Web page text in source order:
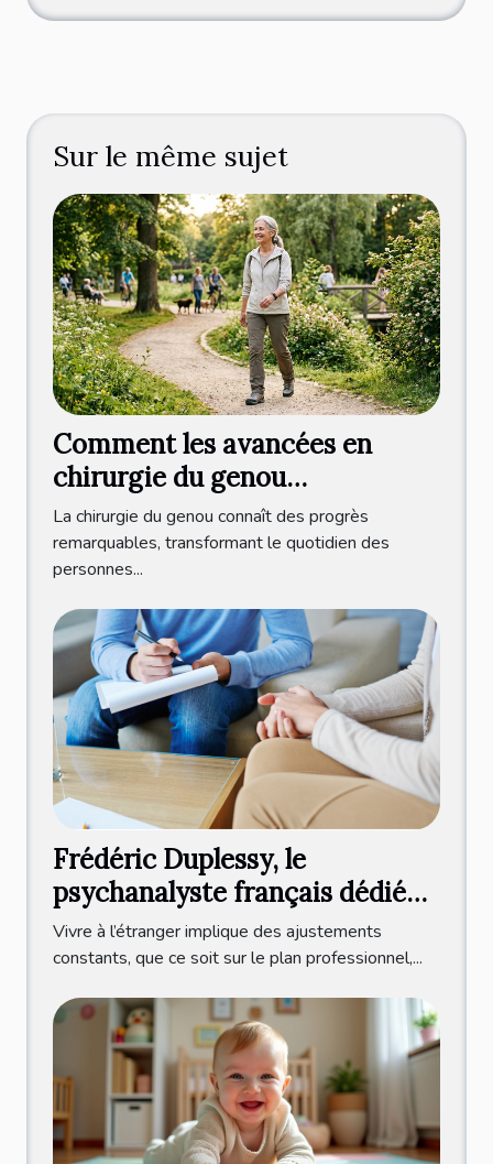
Sur le même sujet
Comment les avancées en
chirurgie du genou
améliorent-elles la qualité de
vie ?
La chirurgie du genou connaît des progrès
remarquables, transformant le quotidien des
personnes...
Frédéric Duplessy, le
psychanalyste français dédié
aux expatriés francophones
Vivre à l’étranger implique des ajustements
constants, que ce soit sur le plan professionnel,...